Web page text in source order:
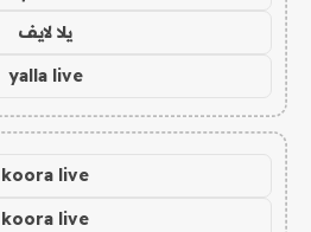
يلا لايف
yalla live
koora live
koora live